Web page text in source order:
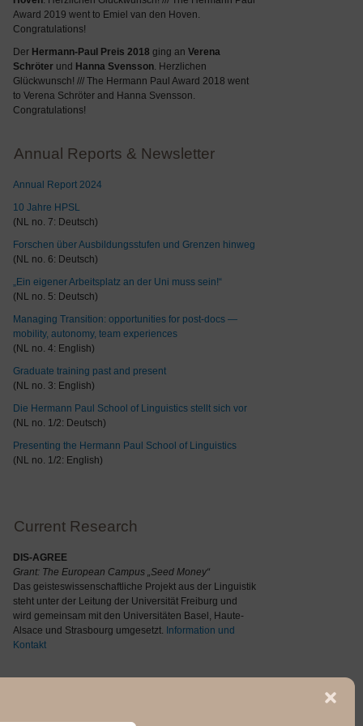
Award 2019 went to Emiel van den Hoven.
Congratulations!
Der Hermann-Paul Preis 2018 ging an Verena
Schröter und Hanna Svensson. Herzlichen
Glückwunsch! /// The Hermann Paul Award 2018 went
to Verena Schröter and Hanna Svensson.
Congratulations!
Annual Reports & Newsletter
Annual Report 2024
10 Jahre HPSL
(NL no. 7: Deutsch)
Forschen über Ausbildungsstufen und Grenzen hinweg
(NL no. 6: Deutsch)
„Ein eigener Arbeitsplatz an der Uni muss sein!“
(NL no. 5: Deutsch)
Managing Transition: opportunities for post-docs —
mobility, autonomy, team experiences
(NL no. 4: English)
Graduate training past and present
(NL no. 3: English)
Die Hermann Paul School of Linguistics stellt sich vor
(NL no. 1/2: Deutsch)
Presenting the Hermann Paul School of Linguistics
(NL no. 1/2: English)
Current Research
DIS-AGREE
Grant: The European Campus „Seed Money“
Das geisteswissenschaftliche Projekt aus der Linguistik
steht unter der Leitung der Universität Freiburg und
wird gemeinsam mit den Universitäten Basel, Haute-
Alsace und Strasbourg umgesetzt. Information und
Kontakt